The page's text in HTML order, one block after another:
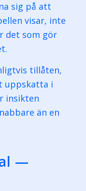
sig på att
visar, inte
det som gör
tillåten,
uppskatta i
insikten
än en
—